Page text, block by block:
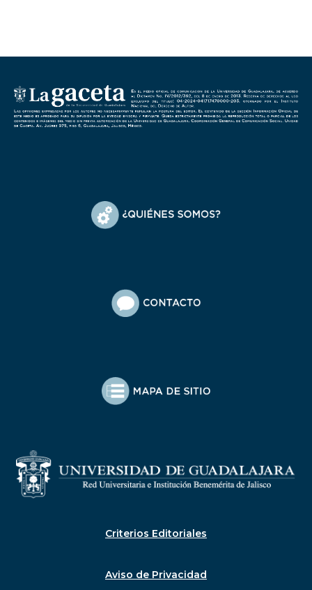
Criterios Editoriales
Aviso de Privacidad